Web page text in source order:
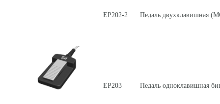
ЕР202-2 Педаль двухклавишная
ЕР203 Педаль одноклавишная